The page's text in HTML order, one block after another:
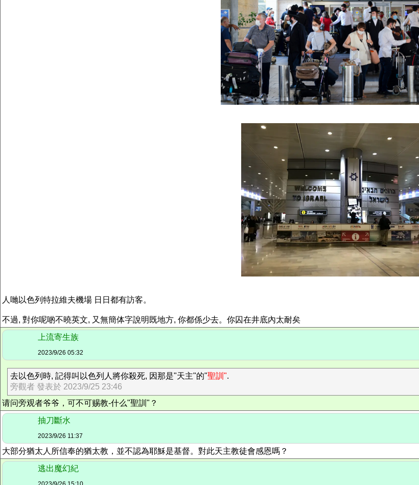
人哋以色列特拉維夫機場 日日都有訪客。
不過, 對你呢啲不曉英文, 又無簡体字說明既地方, 你都係少去。你囚在井底內太耐矣
上流寄生族
2023/9/26 05:32
去以色列時, 記得叫以色列人將你殺死, 因那是"天主"的"聖訓".
旁觀者 發表於 2023/9/25 23:46
请问旁观者爷爷，可不可赐教-什么"聖訓"？
抽刀斷水
2023/9/26 11:37
大部分猶太人所信奉的猶太教，並不認為耶穌是基督。對此天主教徒會感恩嗎？
逃出魔幻紀